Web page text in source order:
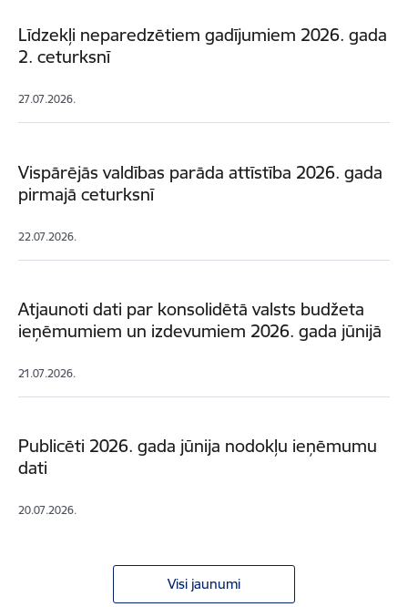
Līdzekļi neparedzētiem gadījumiem 2026. gada
2. ceturksnī
27.07.2026.
Vispārējās valdības parāda attīstība 2026. gada
pirmajā ceturksnī
22.07.2026.
Atjaunoti dati par konsolidētā valsts budžeta
ieņēmumiem un izdevumiem 2026. gada jūnijā
21.07.2026.
Publicēti 2026. gada jūnija nodokļu ieņēmumu
dati
20.07.2026.
Visi jaunumi